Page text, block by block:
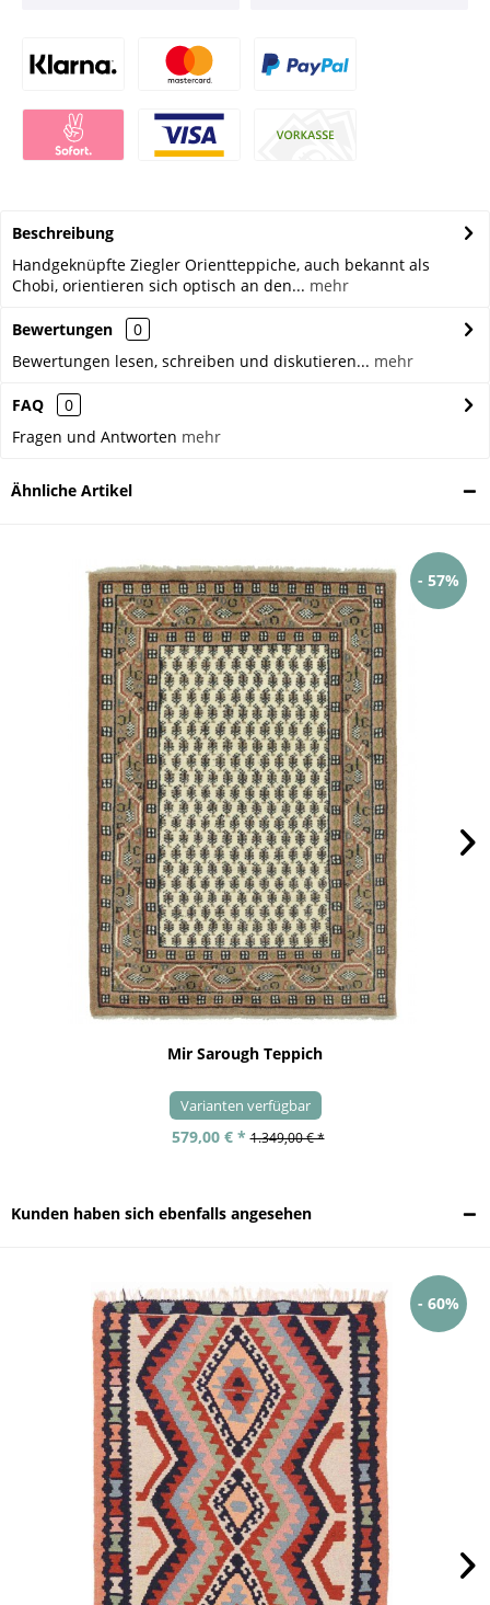
Beschreibung
Handgeknüpfte Ziegler Orientteppiche, auch bekannt als
Chobi, orientieren sich optisch an den... mehr
Bewertungen
0
Bewertungen lesen, schreiben und diskutieren... mehr
FAQ
0
Fragen und Antworten mehr
Ähnliche Artikel
- 57%
Mir Sarough Teppich
Varianten verfügbar
579,00 € * 1.349,00 € *
Kunden haben sich ebenfalls angesehen
- 60%